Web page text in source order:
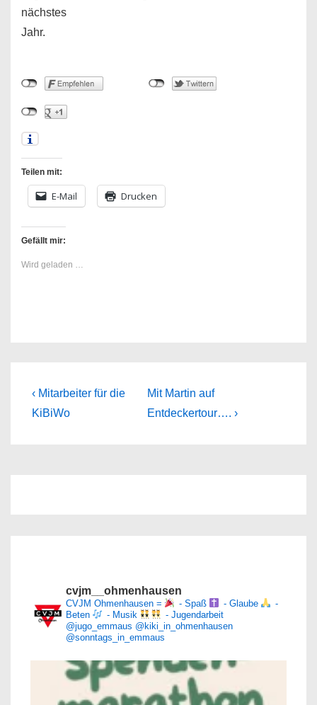
nächstes
Jahr.
Teilen mit:
E-Mail Drucken
Gefällt mir:
Wird geladen …
Beitragsnavigation
Previous
Post
‹ Mitarbeiter für die
KiBiWo
Next
Post
Mit Martin auf
Entdeckertour…. ›
cvjm__ohmenhausen
CVJM Ohmenhausen = - Spaß - Glaube
-
Beten
- Musik
- Jugendarbeit
@jugo_emmaus @kiki_in_ohmenhausen
@sonntags_in_emmaus